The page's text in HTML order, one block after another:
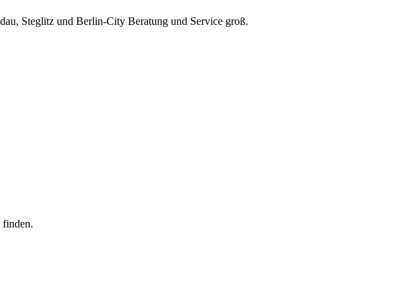
Steglitz und Berlin-City Beratung und Service groß.
finden.